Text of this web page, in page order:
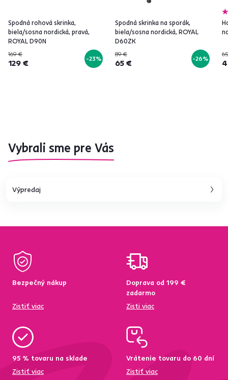
Spodná rohová skrinka,
biela/sosna nordická, pravá,
ROYAL D90N
169 €
129 € -23%
Spodná skrinka na sporák,
biela/sosna nordická, ROYAL
D60ZK
89 €
65 € -26%
Vybrali sme pre Vás
Výpredaj
Bezpečný nákup
Zistiť viac
Doprava od 199 €
zadarmo
Zisti viac
95 % tovaru na sklade
Zistiť viac
Vrátenie tovaru do 60 dní
Zistiť viac